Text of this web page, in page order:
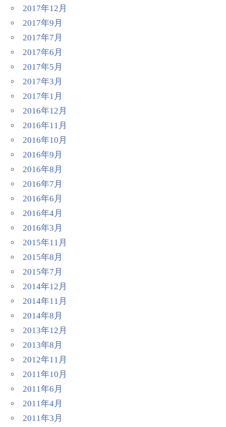
2017年12月
2017年9月
2017年7月
2017年6月
2017年5月
2017年3月
2017年1月
2016年12月
2016年11月
2016年10月
2016年9月
2016年8月
2016年7月
2016年6月
2016年4月
2016年3月
2015年11月
2015年8月
2015年7月
2014年12月
2014年11月
2014年8月
2013年12月
2013年8月
2012年11月
2011年10月
2011年6月
2011年4月
2011年3月